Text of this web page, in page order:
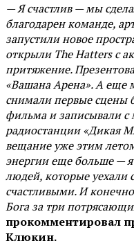
— Я счастлив — мы
благодарен команде,
запустили новое
открыли The Hatters с
притяжение.
«Вашана Арена». А еще
снимали первые сцены
фильма и записывали
радиостанции «Дикая
вещание уже этим
энергии еще больше —
людей, которые уехали
счастливыми. И
Бога за три
прокомментировал
Клюкин.